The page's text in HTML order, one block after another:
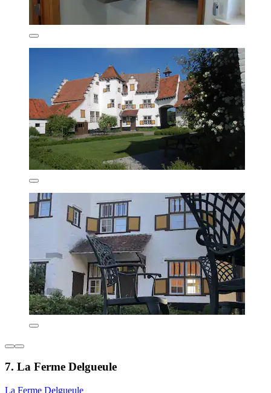
7. La Ferme Delgueule
La Ferme Delgueule